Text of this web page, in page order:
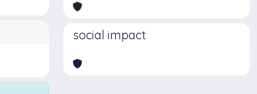
social impact